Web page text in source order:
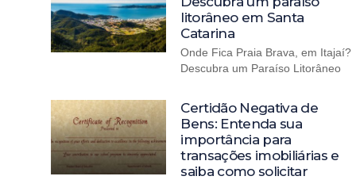
litorâneo em Santa
Catarina
Onde Fica Praia Brava, em Itajaí?
Descubra um Paraíso Litorâneo
Certidão Negativa de
Bens: Entenda sua
importância para
transações imobiliárias e
saiba como solicitar